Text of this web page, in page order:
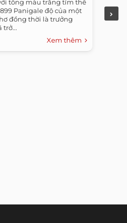
tông màu trắng tím thể
Panigale độ của một
đồng thời là trưởng
trở...
Xem thêm